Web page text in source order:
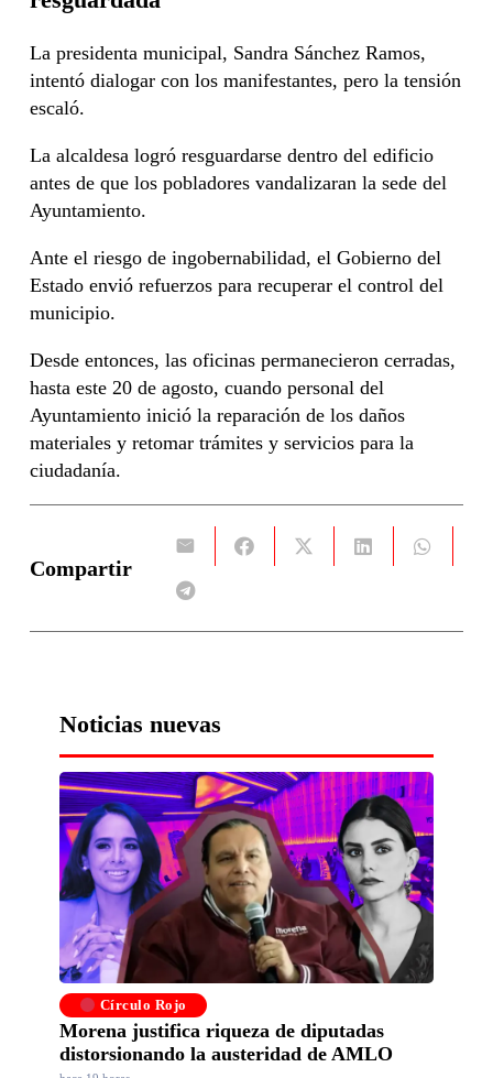
La presidenta municipal, Sandra Sánchez Ramos,
intentó dialogar con los manifestantes, pero la tensión
escaló.
La alcaldesa logró resguardarse dentro del edificio
antes de que los pobladores vandalizaran la sede del
Ayuntamiento.
Ante el riesgo de ingobernabilidad, el Gobierno del
Estado envió refuerzos para recuperar el control del
municipio.
Desde entonces, las oficinas permanecieron cerradas,
hasta este 20 de agosto, cuando personal del
Ayuntamiento inició la reparación de los daños
materiales y retomar trámites y servicios para la
ciudadanía.
Compartir
Noticias nuevas
Círculo Rojo
Morena justifica riqueza de diputadas
distorsionando la austeridad de AMLO